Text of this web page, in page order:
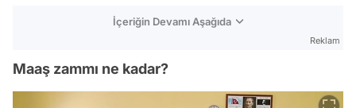
İçeriğin Devamı Aşağıda
Reklam
Maaş zammı ne kadar?